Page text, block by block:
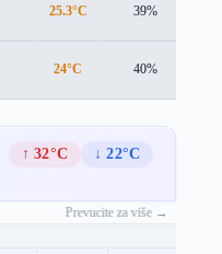
25.3°C 39%
24°C 40%
↑ 32°C
↓ 22°C
Prevucite za više →